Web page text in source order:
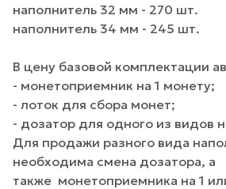
наполнитель 32 мм - 270 шт.
наполнитель 34 мм - 245 шт.
В цену базовой комплектации
- монетоприемник на 1 монету;
- лоток для сбора монет;
- дозатор для одного из видов
Для продажи разного вида
необходима смена дозатора, а
также монетоприемника на 1